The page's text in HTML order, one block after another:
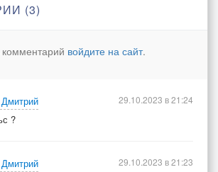
драма,
стерва,
то всё это в прошлом,
моей награда.
не любила,
(3)
войдите на сайт.
?
29.10.2023 в 21:24
29.10.2023 в 21:23